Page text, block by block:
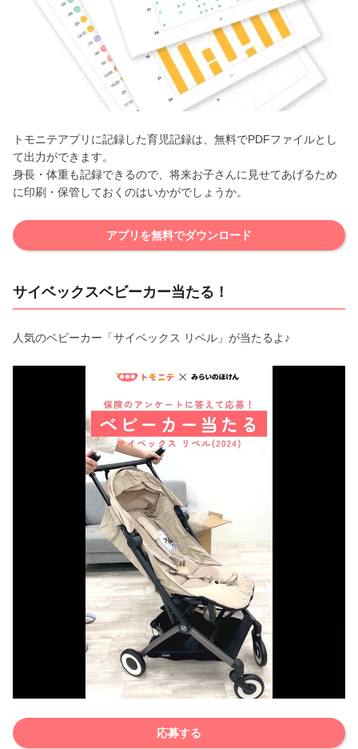
トモニテアプリに記録した育児記録は、無料でPDFファイルとし
て出力ができます。
身長・体重も記録できるので、将来お子さんに見せてあげるため
に印刷・保管しておくのはいかがでしょうか。
アプリを無料でダウンロード
サイベックスベビーカー当たる！
人気のベビーカー「サイベックス リベル」が当たるよ♪
応募する